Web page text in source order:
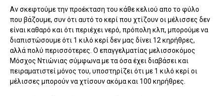
Αν σκεφτούμε την προέκταση του κάθε κελιού απο το φύλο
που βάζουμε, συν ότι αυτό το κερί που χτίζουν οι μέλισσες δεν
είναι καθαρό και ότι περιέχει νερό, πρόπολη κλπ, μπορούμε να
διαπιστώσουμε ότι 1 κιλό κερί δεν μας δίνει 12 κηρήθρες,
αλλά πολύ περισσότερες. Ο επαγγελματίας μελισσοκόμος
Μόσχος Ντιώνιας σύμφωνα με τα όσα έχει διαβάσει και
πειραματιστεί μόνος του, υποστηρίζει ότι με 1 κιλό κερί οι
μέλισσες μπορούν να χτίσουν ακόμα και 100 κηρήθρες.